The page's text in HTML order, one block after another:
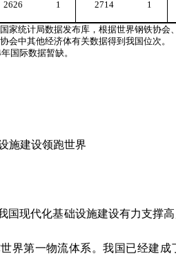
2626 1 2714 1
家统计局数据发布库，根据世界钢铁协
会中其他经济体有关数据得到我国位次。
年国际数据暂缺。
建设领跑世界
国现代化基础设施建设有力支撑
界第一物流体系。我国已经建